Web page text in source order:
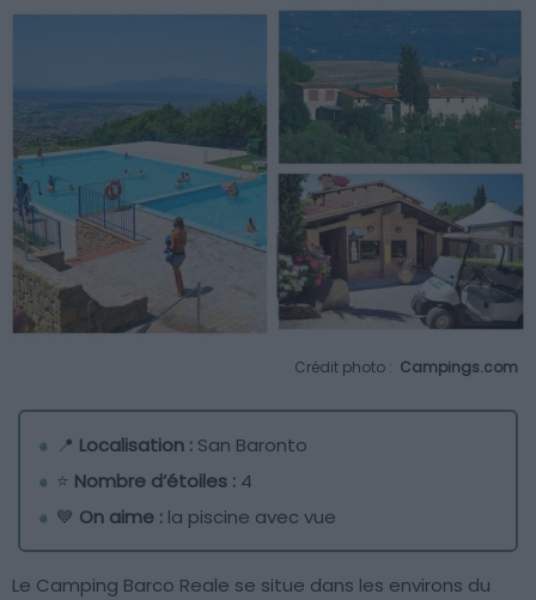
Crédit photo : Campings.com
📍 Localisation : San Baronto
⭐ Nombre d’étoiles : 4
💙 On aime : la piscine avec vue
Le Camping Barco Reale se situe dans les environs du